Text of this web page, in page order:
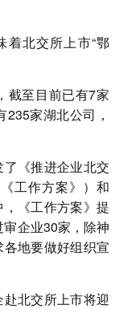
着北交所上市“鄂
截至目前已有7家
家湖北公司，
《推进企业北交
工作方案》）和
，《工作方案》提
企业30家， 除神
各地要做好组织宣
北交所上市将迎